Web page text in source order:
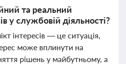
та реальний
у службовій діяльності?
інтересів — це ситуація,
може вплинути на
рішень у майбутньому, а